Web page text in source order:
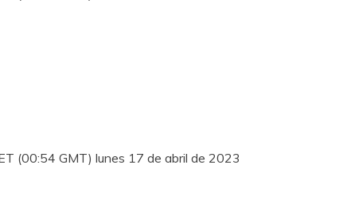
(00:54 GMT) lunes 17 de abril de 2023